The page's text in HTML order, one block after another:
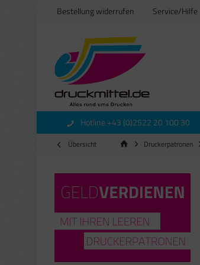
Bestellung widerrufen Service/Hilfe
Hotline +43 (0)2522 20 100 30
Übersicht Druckerpatronen